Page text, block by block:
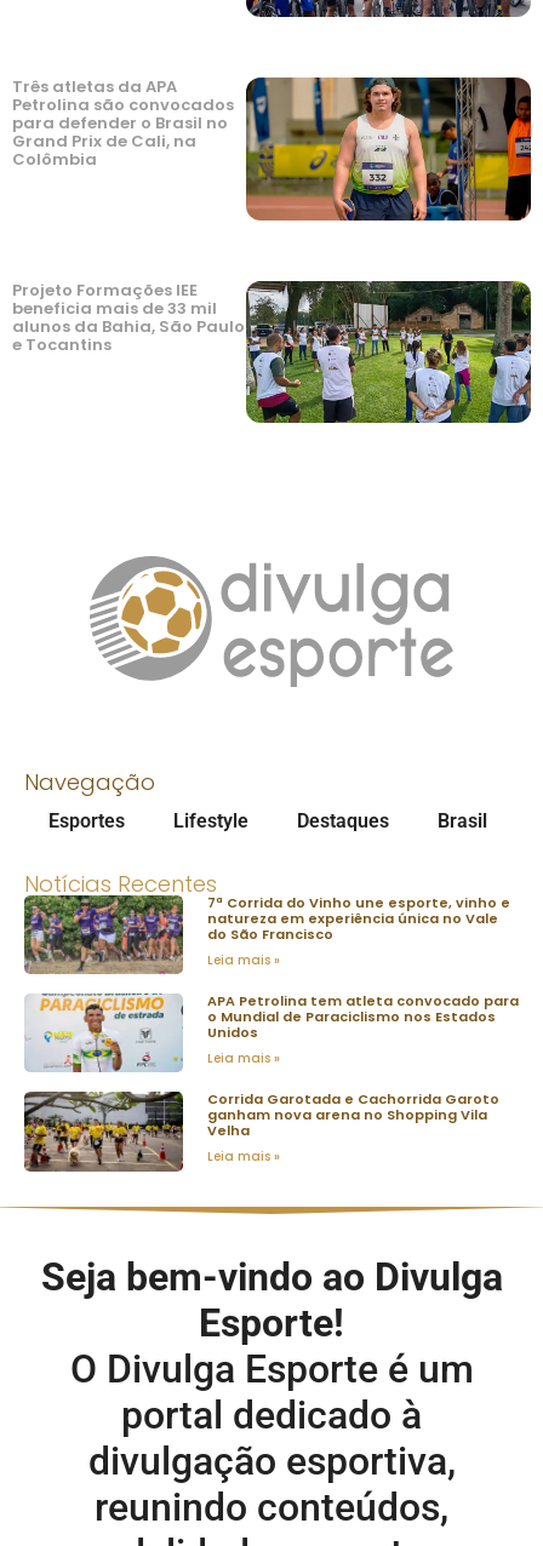
Três atletas da APA
Petrolina são convocados
para defender o Brasil no
Grand Prix de Cali, na
Colômbia
Projeto Formações IEE
beneficia mais de 33 mil
alunos da Bahia, São Paulo
e Tocantins
Navegação
Esportes Lifestyle Destaques Brasil
Notícias Recentes
7ª Corrida do Vinho une esporte, vinho e
natureza em experiência única no Vale
do São Francisco
Leia mais »
APA Petrolina tem atleta convocado para
o Mundial de Paraciclismo nos Estados
Unidos
Leia mais »
Corrida Garotada e Cachorrida Garoto
ganham nova arena no Shopping Vila
Velha
Leia mais »
Seja bem-vindo ao Divulga
Esporte!
O Divulga Esporte é um
portal dedicado à
divulgação esportiva,
reunindo conteúdos,